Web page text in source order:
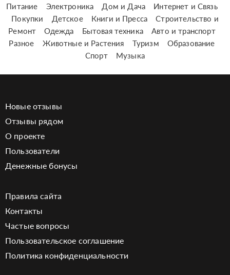
Питание
Электроника Дом и Дача
Интернет и Связь
Покупки
Детское Книги и Пресса
Строительство и
Ремонт
Одежда Бытовая техника
Авто и транспорт
Разное
Животные и Растения Туризм
Образование
Спорт
Музыка
Новые отзывы
Отзывы рядом
О проекте
Пользователи
Денежные бонусы
Правила сайта
Контакты
Частые вопросы
Пользовательское соглашение
Политика конфиденциальности